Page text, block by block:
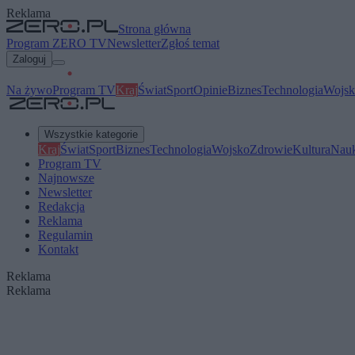
Reklama
Strona główna
Program ZERO TVNewsletterZgłoś temat
Zaloguj
Na żywoProgram TVKrajŚwiatSportOpinieBiznesTechnologia
Wszystkie kategorie
KrajŚwiatSportBiznesTechnologiaWojskoZdrowieKultura
Program TV
Najnowsze
Newsletter
Redakcja
Reklama
Regulamin
Kontakt
Reklama
Reklama